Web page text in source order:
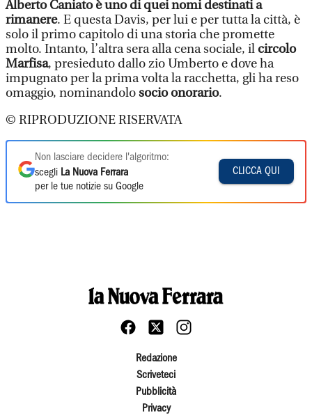
Alberto Caniato è uno di quei nomi destinati a
rimanere. E questa Davis, per lui e per tutta la città, è
solo il primo capitolo di una storia che promette
molto. Intanto, l’altra sera alla cena sociale, il circolo
Marfisa, presieduto dallo zio Umberto e dove ha
impugnato per la prima volta la racchetta, gli ha reso
omaggio, nominandolosocio onorario.
© RIPRODUZIONE RISERVATA
Non lasciare decidere l'algoritmo:
scegli La Nuova Ferrara
per le tue notizie su Google
CLICCA QUI
Redazione
Scriveteci
Pubblicità
Privacy